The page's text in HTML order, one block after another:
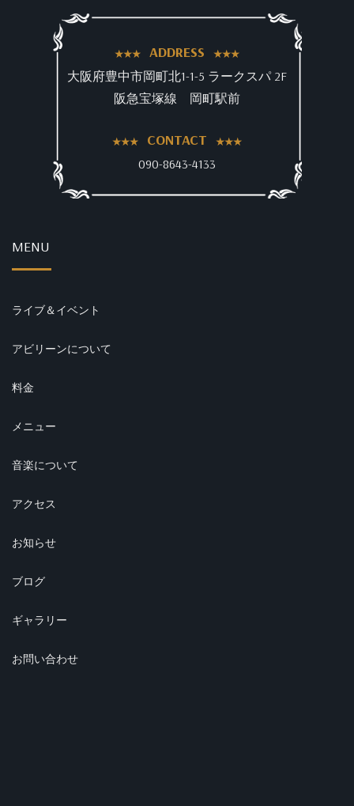
ADDRESS
大阪府豊中市岡町北1-1-5 ラークスパ 2F
阪急宝塚線 岡町駅前
CONTACT
090-8643-4133
MENU
ライブ＆イベント
アビリーンについて
料金
メニュー
音楽について
アクセス
お知らせ
ブログ
ギャラリー
お問い合わせ